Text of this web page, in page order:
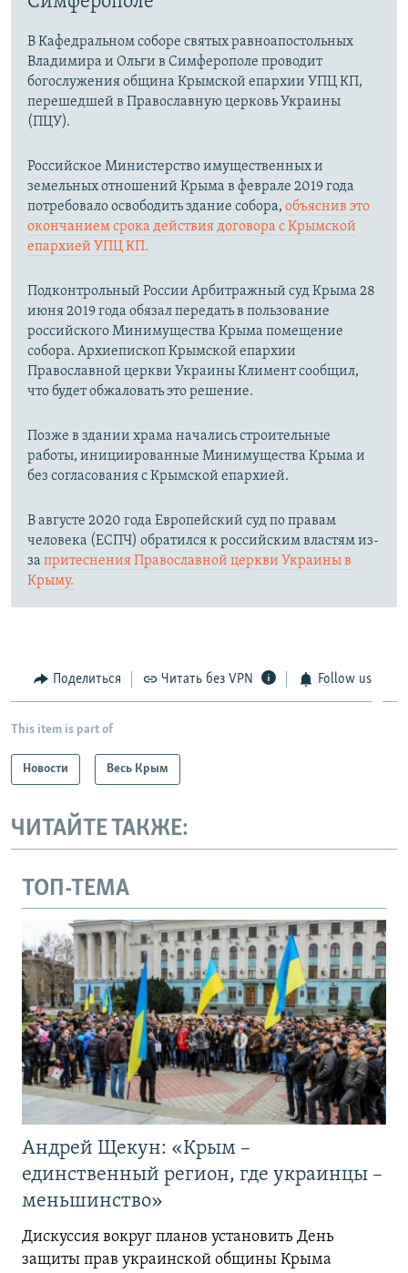
В Кафедральном соборе святых равноапостольных
Владимира и Ольги в Симферополе проводит
богослужения община Крымской епархии УПЦ КП,
перешедшей в Православную церковь Украины
(ПЦУ).
Российское Министерство имущественных и
земельных отношений Крыма в феврале 2019 года
потребовало освободить здание собора, объяснив это
окончанием срока действия договора с Крымской
епархией УПЦ КП.
Подконтрольный России Арбитражный суд Крыма 28
июня 2019 года обязал передать в пользование
российского Минимущества Крыма помещение
собора. Архиепископ Крымской епархии
Православной церкви Украины Климент сообщил,
что будет обжаловать это решение.
Позже в здании храма начались строительные
работы, инициированные Минимущества Крыма и
без согласования с Крымской епархией.
В августе 2020 года Европейский суд по правам
человека (ЕСПЧ) обратился к российским властям из-
за притеснения Православной церкви Украины в
Крыму.
Поделиться Читать без VPN Follow us
This item is part of
Новости Весь Крым
ЧИТАЙТЕ ТАКЖЕ:
ТОП-ТЕМА
Андрей Щекун: «Крым –
единственный регион, где украинцы –
меньшинство»
Дискуссия вокруг планов установить День
защиты прав украинской общины Крыма